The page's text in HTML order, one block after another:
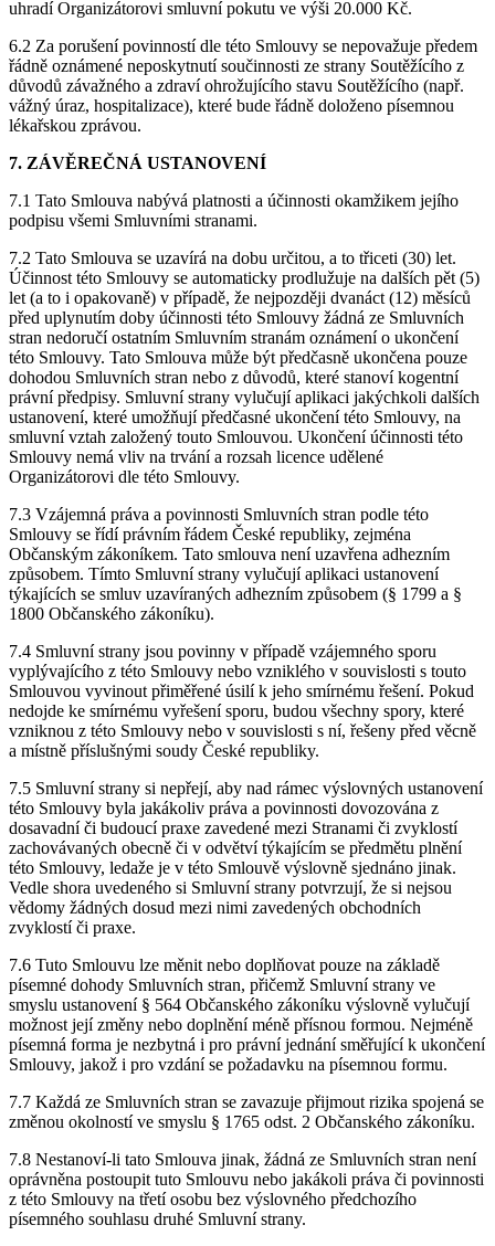
uhradí Organizátorovi smluvní pokutu ve výši 20.000 Kč.
6.2 Za porušení povinností dle této Smlouvy se nepovažuje předem
řádně oznámené neposkytnutí součinnosti ze strany Soutěžícího z
důvodů závažného a zdraví ohrožujícího stavu Soutěžícího (např.
vážný úraz, hospitalizace), které bude řádně doloženo písemnou
lékařskou zprávou.
7. ZÁVĚREČNÁ USTANOVENÍ
7.1 Tato Smlouva nabývá platnosti a účinnosti okamžikem jejího
podpisu všemi Smluvními stranami.
7.2 Tato Smlouva se uzavírá na dobu určitou, a to třiceti (30) let.
Účinnost této Smlouvy se automaticky prodlužuje na dalších pět (5)
let (a to i opakovaně) v případě, že nejpozději dvanáct (12) měsíců
před uplynutím doby účinnosti této Smlouvy žádná ze Smluvních
stran nedoručí ostatním Smluvním stranám oznámení o ukončení
této Smlouvy. Tato Smlouva může být předčasně ukončena pouze
dohodou Smluvních stran nebo z důvodů, které stanoví kogentní
právní předpisy. Smluvní strany vylučují aplikaci jakýchkoli dalších
ustanovení, které umožňují předčasné ukončení této Smlouvy, na
smluvní vztah založený touto Smlouvou. Ukončení účinnosti této
Smlouvy nemá vliv na trvání a rozsah licence udělené
Organizátorovi dle této Smlouvy.
7.3 Vzájemná práva a povinnosti Smluvních stran podle této
Smlouvy se řídí právním řádem České republiky, zejména
Občanským zákoníkem. Tato smlouva není uzavřena adhezním
způsobem. Tímto Smluvní strany vylučují aplikaci ustanovení
týkajících se smluv uzavíraných adhezním způsobem (§ 1799 a §
1800 Občanského zákoníku).
7.4 Smluvní strany jsou povinny v případě vzájemného sporu
vyplývajícího z této Smlouvy nebo vzniklého v souvislosti s touto
Smlouvou vyvinout přiměřené úsilí k jeho smírnému řešení. Pokud
nedojde ke smírnému vyřešení sporu, budou všechny spory, které
vzniknou z této Smlouvy nebo v souvislosti s ní, řešeny před věcně
a místně příslušnými soudy České republiky.
7.5 Smluvní strany si nepřejí, aby nad rámec výslovných ustanovení
této Smlouvy byla jakákoliv práva a povinnosti dovozována z
dosavadní či budoucí praxe zavedené mezi Stranami či zvyklostí
zachovávaných obecně či v odvětví týkajícím se předmětu plnění
této Smlouvy, ledaže je v této Smlouvě výslovně sjednáno jinak.
Vedle shora uvedeného si Smluvní strany potvrzují, že si nejsou
vědomy žádných dosud mezi nimi zavedených obchodních
zvyklostí či praxe.
7.6 Tuto Smlouvu lze měnit nebo doplňovat pouze na základě
písemné dohody Smluvních stran, přičemž Smluvní strany ve
smyslu ustanovení § 564 Občanského zákoníku výslovně vylučují
možnost její změny nebo doplnění méně přísnou formou. Nejméně
písemná forma je nezbytná i pro právní jednání směřující k ukončení
Smlouvy, jakož i pro vzdání se požadavku na písemnou formu.
7.7 Každá ze Smluvních stran se zavazuje přijmout rizika spojená se
změnou okolností ve smyslu § 1765 odst. 2 Občanského zákoníku.
7.8 Nestanoví-li tato Smlouva jinak, žádná ze Smluvních stran není
oprávněna postoupit tuto Smlouvu nebo jakákoli práva či povinnosti
z této Smlouvy na třetí osobu bez výslovného předchozího
písemného souhlasu druhé Smluvní strany.